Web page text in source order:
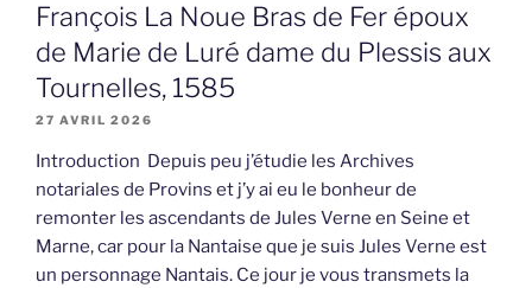
François La Noue Bras de Fer époux
de Marie de Luré dame du Plessis aux
Tournelles, 1585
27 AVRIL 2026
Introduction Depuis peu j’étudie les Archives
notariales de Provins et j’y ai eu le bonheur de
remonter les ascendants de Jules Verne en Seine et
Marne, car pour la Nantaise que je suis Jules Verne est
un personnage Nantais. Ce jour je vous transmets la